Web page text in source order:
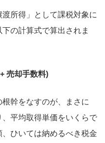
所得」として課税対象に
の計算式で算出されま
売却手数料)
幹をなすのが、まさに
、平均取得単価をいくらで
ひいては納めるべき税金